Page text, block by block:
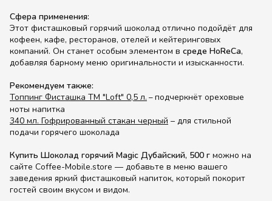
Сфера применения:
Этот фисташковый горячий шоколад отлично подойдёт для
кофеен, кафе, ресторанов, отелей и кейтеринговых
компаний. Он станет особым элементом в среде HoReCa,
добавляя барному меню оригинальности и изысканности.
Рекомендуем также:
Топпинг Фисташка ТМ "Loft" 0,5 л. –подчеркнёт ореховые
ноты напитка
340 мл. Гофрированный стакан черный – для стильной
подачи горячего шоколада
Купить Шоколад горячий Magic Дубайский, 500 г можно на
сайте Coffee-Mobile.store — добавьте в меню вашего
заведения яркий фисташковый напиток, который покорит
гостей своим вкусом и видом.